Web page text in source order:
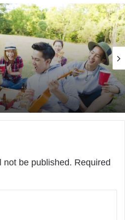
Bạn Nên Thực Hiện
not be published. Required